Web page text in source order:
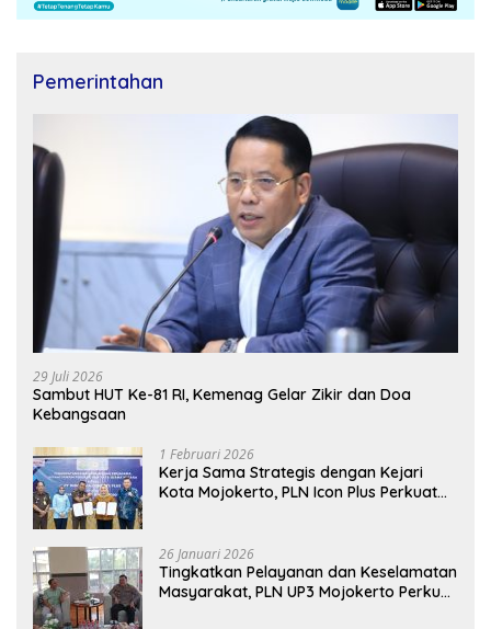
Pemerintahan
29 Juli 2026
Sambut HUT Ke-81 RI, Kemenag Gelar Zikir dan Doa
Kebangsaan
1 Februari 2026
Kerja Sama Strategis dengan Kejari
Kota Mojokerto, PLN Icon Plus Perkuat
26 Januari 2026
Tingkatkan Pelayanan dan Keselamatan
Masyarakat, PLN UP3 Mojokerto Perkuat